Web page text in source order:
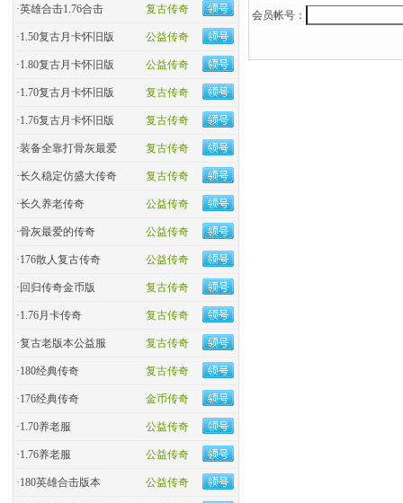
复古传奇
·英雄合击1.76合击
公益传奇
·1.50复古月卡怀旧版
公益传奇
·1.80复古月卡怀旧版
复古传奇
·1.70复古月卡怀旧版
复古传奇
·1.76复古月卡怀旧版
复古传奇
·装备全靠打骨灰最爱
复古传奇
·长久稳定仿盛大传奇
公益传奇
·长久养老传奇
公益传奇
·骨灰最爱的传奇
公益传奇
·176散人复古传奇
复古传奇
· 回归传奇金币版
复古传奇
·1.76月卡传奇
复古传奇
·复古老版本公益服
复古传奇
·180经典传奇
金币传奇
·176经典传奇
公益传奇
·1.70养老服
公益传奇
·1.76养老服
公益传奇
·180英雄合击版本
会员帐号：